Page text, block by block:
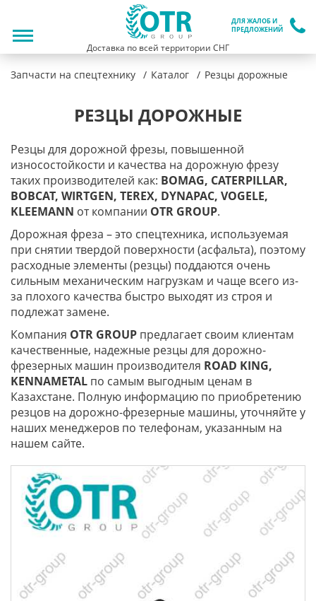
ДЛЯ ЖАЛОБ И
ПРЕДЛОЖЕНИЙ
Доставка по всей территории СНГ
Запчасти на спецтехнику Каталог Резцы дорожные
РЕЗЦЫ ДОРОЖНЫЕ
Резцы для дорожной фрезы, повышенной
износостойкости и качества на дорожную фрезу
таких производителей как: BOMAG, CATERPILLAR,
BOBCAT, WIRTGEN, TEREX, DYNAPAC, VOGELE,
KLEEMANN от компании OTR GROUP.
Дорожная фреза – это спецтехника, используемая
при снятии твердой поверхности (асфальта), поэтому
расходные элементы (резцы) поддаются очень
сильным механическим нагрузкам и чаще всего из-
за плохого качества быстро выходят из строя и
подлежат замене.
Компания OTR GROUP предлагает своим клиентам
качественные, надежные резцы для дорожно-
фрезерных машин производителя ROAD KING,
KENNAMETAL по самым выгодным ценам в
Казахстане. Полную информацию по приобретению
резцов на дорожно-фрезерные машины, уточняйте у
наших менеджеров по телефонам, указанным на
нашем сайте.